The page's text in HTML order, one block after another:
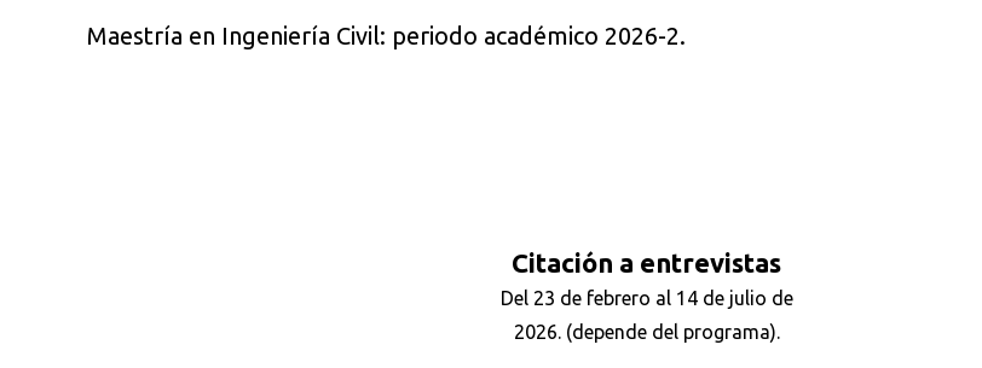
Maestría en Ingeniería Civil: periodo académico 2026-2.
Citación a entrevistas
Del 23 de febrero al 14 de julio de
2026. (depende del programa).